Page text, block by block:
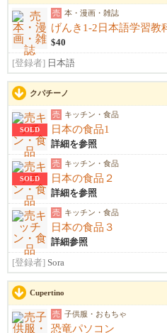
売 本・漫画・雑誌
げんき1-2日本語学習教
$40
[登録者] 日本語
クパチーノ
SOLD
売 キッチン・食品
日本の食品1
詳細を参照
SOLD
売 キッチン・食品
日本の食品２
詳細を参照
売 キッチン・食品
日本の食品３
詳細参照
[登録者] Sora
Cupertino
売 子供服・おもちゃ
恐竜パソコン